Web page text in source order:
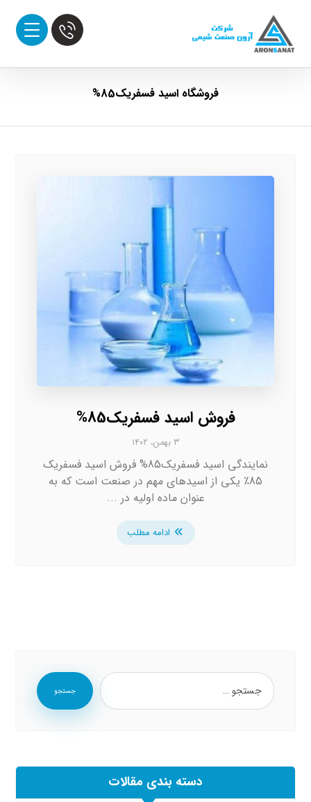
فروشگاه اسید فسفریک85%
فروش اسید فسفریک85%
۳ بهمن، ۱۴۰۲
نمایندگی اسید فسفریک85% فروش اسید فسفریک
85٪ یکی از اسیدهای مهم در صنعت است که به
عنوان ماده اولیه در ...
ادامه مطلب
جستجو
دسته بندی مقالات